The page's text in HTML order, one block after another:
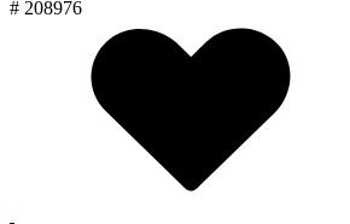
# 208976